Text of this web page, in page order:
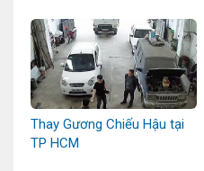
Thay Gương Chiếu Hậu tại
TP HCM